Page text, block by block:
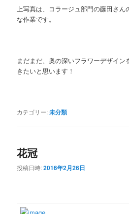
上写真は、コラージュ部門の藤田さん
な作業です。
まだまだ、奥の深いフラワーデザイ
きたいと思います！
カテゴリー:未分類
花冠
投稿日時:2016年2月26日